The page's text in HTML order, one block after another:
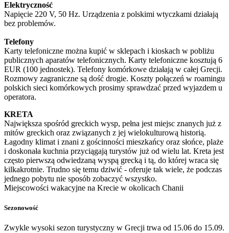
Elektryczność
Napięcie 220 V, 50 Hz. Urządzenia z polskimi wtyczkami działają
bez problemów.
Telefony
Karty telefoniczne można kupić w sklepach i kioskach w pobliżu
publicznych aparatów telefonicznych. Karty telefoniczne kosztują 6
EUR (100 jednostek). Telefony komórkowe działają w całej Grecji.
Rozmowy zagraniczne są dość drogie. Koszty połączeń w roamingu
polskich sieci komórkowych prosimy sprawdzać przed wyjazdem u
operatora.
KRETA
Największa spośród greckich wysp, pełna jest miejsc znanych już z
mitów greckich oraz związanych z jej wielokulturową historią.
Łagodny klimat i znani z gościnności mieszkańcy oraz słońce, plaże
i doskonała kuchnia przyciągają turystów już od wielu lat. Kreta jest
często pierwszą odwiedzaną wyspą grecką i tą, do której wraca się
kilkakrotnie. Trudno się temu dziwić - oferuje tak wiele, że podczas
jednego pobytu nie sposób zobaczyć wszystko.
Miejscowości wakacyjne na Krecie w okolicach Chanii
Sezonowość
Zwykle wysoki sezon turystyczny w Grecji trwa od 15.06 do 15.09.